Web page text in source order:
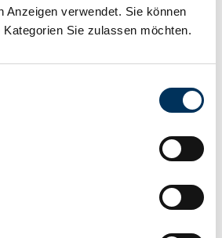
Anzeigen verwendet. Sie können
Sie zulassen möchten.